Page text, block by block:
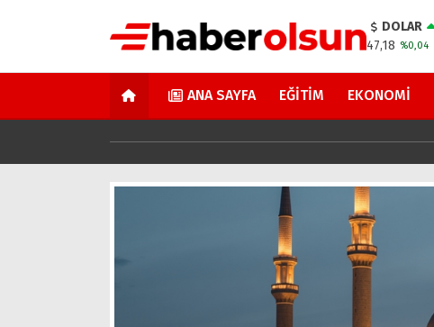
DOLAR
47,18 %0,04
ANA SAYFA EĞITIM EKONOMI